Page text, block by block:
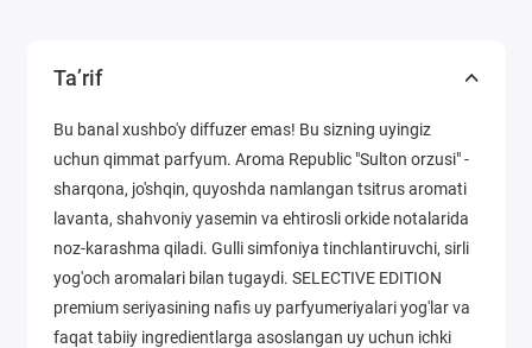
Ta’rif
Bu banal xushbo'y diffuzer emas! Bu sizning uyingiz
uchun qimmat parfyum. Aroma Republic "Sulton orzusi" -
sharqona, jo'shqin, quyoshda namlangan tsitrus aromati
lavanta, shahvoniy yasemin va ehtirosli orkide notalarida
noz-karashma qiladi. Gulli simfoniya tinchlantiruvchi, sirli
yog'och aromalari bilan tugaydi. SELECTIVE EDITION
premium seriyasining nafis uy parfyumeriyalari yog'lar va
faqat tabiiy ingredientlarga asoslangan uy uchun ichki